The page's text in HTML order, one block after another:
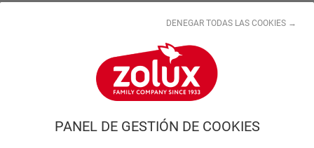
PANEL DE GESTIÓN DE COOKIES
DENEGAR TODAS LAS COOKIES →